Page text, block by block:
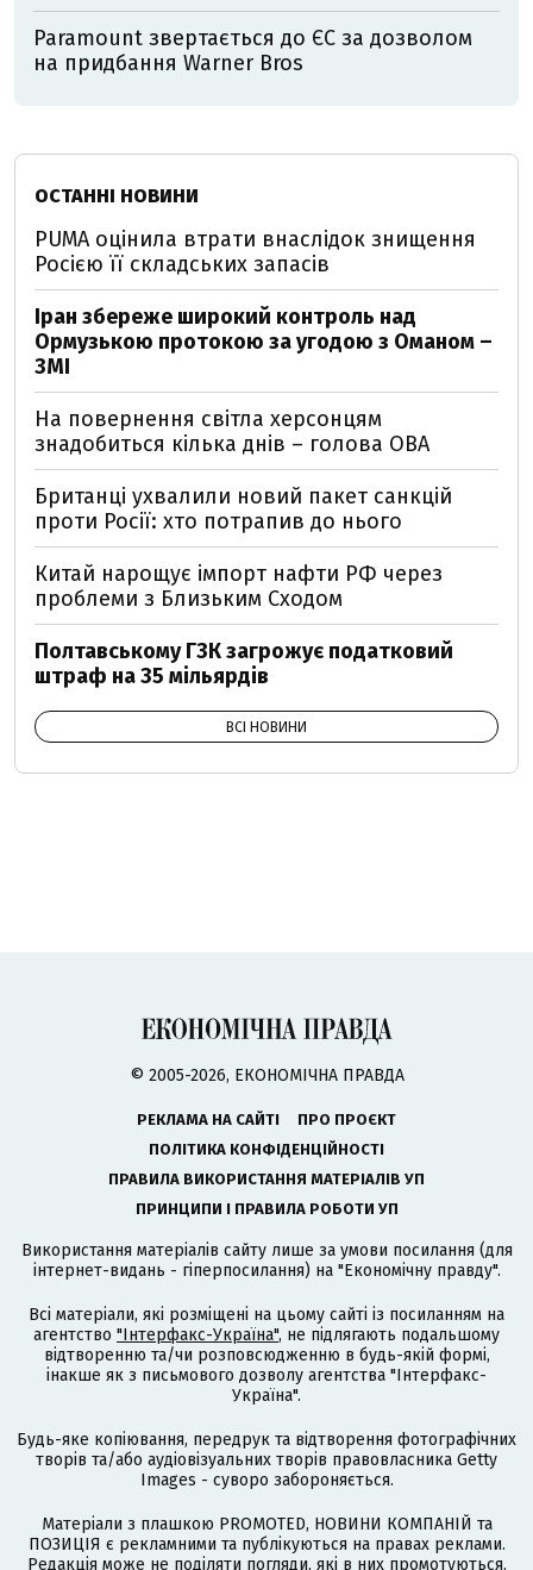
Paramount звертається до ЄС за дозволом
на придбання Warner Bros
ОСТАННІ НОВИНИ
PUMA оцінила втрати внаслідок знищення
Росією її складських запасів
Іран збереже широкий контроль над
Ормузькою протокою за угодою з Оманом –
ЗМІ
На повернення світла херсонцям
знадобиться кілька днів – голова ОВА
Британці ухвалили новий пакет санкцій
проти Росії: хто потрапив до нього
Китай нарощує імпорт нафти РФ через
проблеми з Близьким Сходом
Полтавському ГЗК загрожує податковий
штраф на 35 мільярдів
ВСІ НОВИНИ
© 2005-2026, ЕКОНОМІЧНА ПРАВДА
РЕКЛАМА НА САЙТІ
ПРО ПРОЄКТ
ПОЛІТИКА КОНФІДЕНЦІЙНОСТІ
ПРАВИЛА ВИКОРИСТАННЯ МАТЕРІАЛІВ УП
ПРИНЦИПИ І ПРАВИЛА РОБОТИ УП
Використання матеріалів сайту лише за умови посилання (для
інтернет-видань - гіперпосилання) на "Економічну правду".
Всі матеріали, які розміщені на цьому сайті із посиланням на
агентство "Інтерфакс-Україна", не підлягають подальшому
відтворенню та/чи розповсюдженню в будь-якій формі,
інакше як з письмового дозволу агентства "Інтерфакс-
Україна".
Будь-яке копіювання, передрук та відтворення фотографічних
творів та/або аудіовізуальних творів правовласника Getty
Images - суворо забороняється.
Матеріали з плашкою PROMOTED, НОВИНИ КОМПАНІЙ та
ПОЗИЦІЯ є рекламними та публікуються на правах реклами.
Редакція може не поділяти погляди, які в них промотуються.